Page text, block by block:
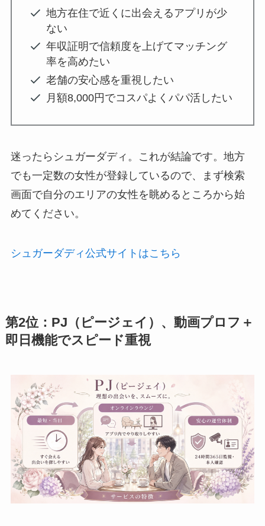
地方在住で近くに出会えるアプリが少
ない
年収証明で信頼度を上げてマッチング
率を高めたい
老舗の安心感を重視したい
月額8,000円でコスパよくパパ活したい
迷ったらシュガーダディ。これが結論です。地方
でも一定数の女性が登録しているので、まず検索
画面で自分のエリアの女性を眺めるところから始
めてください。
シュガーダディ公式サイトはこちら
第2位：PJ（ピージェイ）、動画プロフ＋
即日機能でスピード重視